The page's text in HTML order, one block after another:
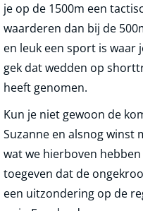
je op de 1500m een
waarderen dan bij de
en leuk een sport is
gek dat wedden op
heeft genomen.
Kun je niet gewoon de
Suzanne en alsnog winst
wat we hierboven
toegeven dat de
een uitzondering op de